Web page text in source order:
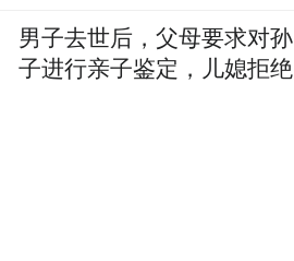
男子去世后，父母要求对孙
子进行亲子鉴定，儿媳拒绝